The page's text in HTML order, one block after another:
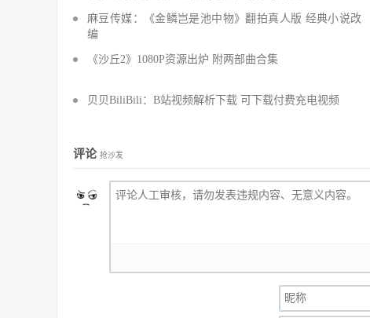
麻豆传媒：《金鳞岂是池中物》翻拍真人版 经典小说改
编
《沙丘2》1080P资源出炉 附两部曲合集
贝贝BiliBili：B站视频解析下载 可下载付费充电视频
评论 抢沙发